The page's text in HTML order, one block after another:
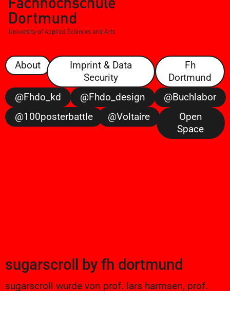
About
Imprint & Data
Security
Fh
Dortmund
@fhdo_kd
@fhdo_design
@buchlabor
@100posterbattle
@voltaire
Open
Space
sugarscroll by fh dortmund
sugarscroll wurde von prof. lars harmsen, prof.